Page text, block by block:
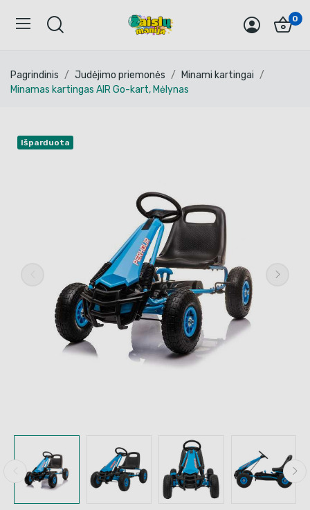
0
Pagrindinis Judėjimo priemonės
Minami kartingai
Minamas kartingas AIR Go-kart, Mėlynas
Išparduota